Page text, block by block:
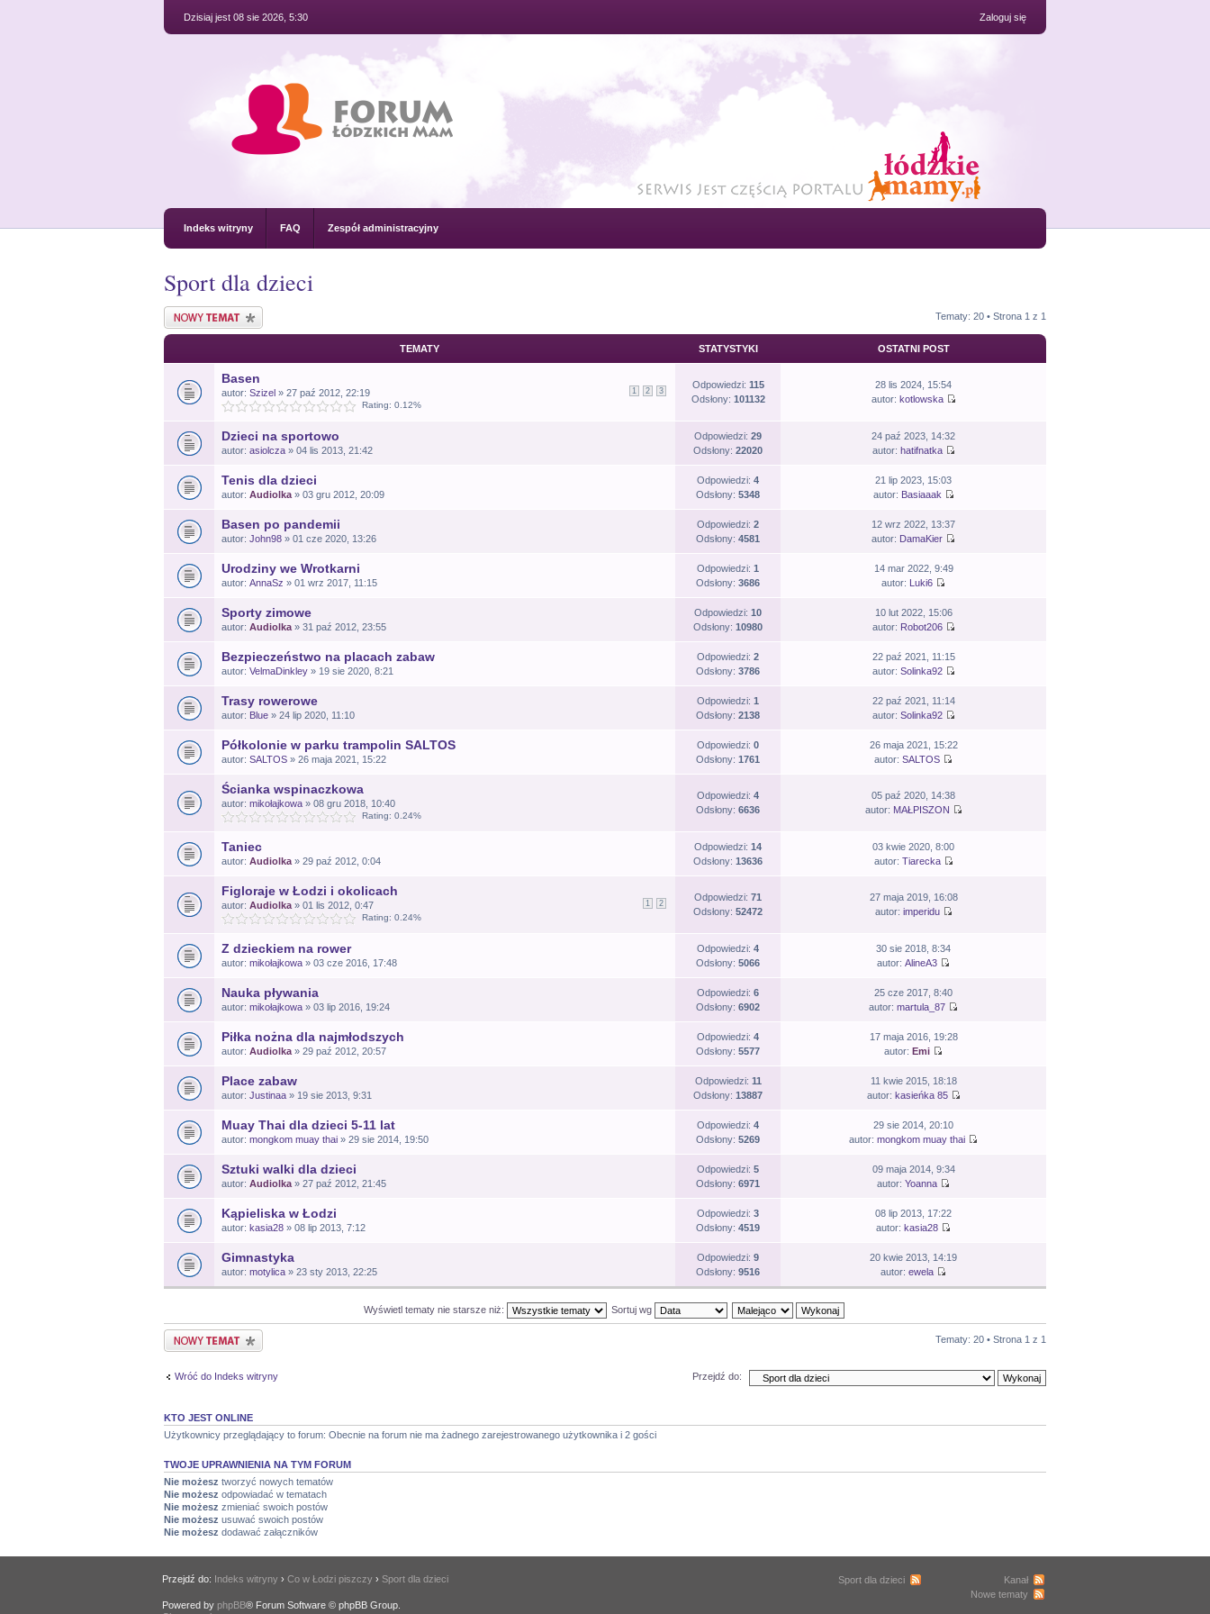
Dzisiaj jest 08 sie 2026, 5:30 Zaloguj się
Indeks witryny FAQ Zespół administracyjny
Sport dla dzieci
Nowy temat Tematy: 20 • Strona 1 z 1
TEMATY STATYSTYKI OSTATNI POST
Basen
1 2 3
autor: Szizel » 27 paź 2012, 22:19
Rating: 0.12%
Odpowiedzi: 115
Odsłony: 101132
28 lis 2024, 15:54
autor: kotlowska
Dzieci na sportowo
autor: asiolcza » 04 lis 2013, 21:42
Odpowiedzi: 29
Odsłony: 22020
24 paź 2023, 14:32
autor: hatifnatka
Tenis dla dzieci
autor: Audiolka » 03 gru 2012, 20:09
Odpowiedzi: 4
Odsłony: 5348
21 lip 2023, 15:03
autor: Basiaaak
Basen po pandemii
autor: John98 » 01 cze 2020, 13:26
Odpowiedzi: 2
Odsłony: 4581
12 wrz 2022, 13:37
autor: DamaKier
Urodziny we Wrotkarni
autor: AnnaSz » 01 wrz 2017, 11:15
Odpowiedzi: 1
Odsłony: 3686
14 mar 2022, 9:49
autor: Luki6
Sporty zimowe
autor: Audiolka » 31 paź 2012, 23:55
Odpowiedzi: 10
Odsłony: 10980
10 lut 2022, 15:06
autor: Robot206
Bezpieczeństwo na placach zabaw
autor: VelmaDinkley » 19 sie 2020, 8:21
Odpowiedzi: 2
Odsłony: 3786
22 paź 2021, 11:15
autor: Solinka92
Trasy rowerowe
autor: Blue » 24 lip 2020, 11:10
Odpowiedzi: 1
Odsłony: 2138
22 paź 2021, 11:14
autor: Solinka92
Półkolonie w parku trampolin SALTOS
autor: SALTOS » 26 maja 2021, 15:22
Odpowiedzi: 0
Odsłony: 1761
26 maja 2021, 15:22
autor: SALTOS
Ścianka wspinaczkowa
autor: mikołajkowa » 08 gru 2018, 10:40
Rating: 0.24%
Odpowiedzi: 4
Odsłony: 6636
05 paź 2020, 14:38
autor: MAŁPISZON
Taniec
autor: Audiolka » 29 paź 2012, 0:04
Odpowiedzi: 14
Odsłony: 13636
03 kwie 2020, 8:00
autor: Tiarecka
Figloraje w Łodzi i okolicach
1 2
autor: Audiolka » 01 lis 2012, 0:47
Rating: 0.24%
Odpowiedzi: 71
Odsłony: 52472
27 maja 2019, 16:08
autor: imperidu
Z dzieckiem na rower
autor: mikołajkowa » 03 cze 2016, 17:48
Odpowiedzi: 4
Odsłony: 5066
30 sie 2018, 8:34
autor: AlineA3
Nauka pływania
autor: mikołajkowa » 03 lip 2016, 19:24
Odpowiedzi: 6
Odsłony: 6902
25 cze 2017, 8:40
autor: martula_87
Piłka nożna dla najmłodszych
autor: Audiolka » 29 paź 2012, 20:57
Odpowiedzi: 4
Odsłony: 5577
17 maja 2016, 19:28
autor: Emi
Place zabaw
autor: Justinaa » 19 sie 2013, 9:31
Odpowiedzi: 11
Odsłony: 13887
11 kwie 2015, 18:18
autor: kasieńka 85
Muay Thai dla dzieci 5-11 lat
autor: mongkom muay thai » 29 sie 2014, 19:50
Odpowiedzi: 4
Odsłony: 5269
29 sie 2014, 20:10
autor: mongkom muay thai
Sztuki walki dla dzieci
autor: Audiolka » 27 paź 2012, 21:45
Odpowiedzi: 5
Odsłony: 6971
09 maja 2014, 9:34
autor: Yoanna
Kąpieliska w Łodzi
autor: kasia28 » 08 lip 2013, 7:12
Odpowiedzi: 3
Odsłony: 4519
08 lip 2013, 17:22
autor: kasia28
Gimnastyka
autor: motylica » 23 sty 2013, 22:25
Odpowiedzi: 9
Odsłony: 9516
20 kwie 2013, 14:19
autor: ewela
Wyświetl tematy nie starsze niż: Sortuj wg
Nowy temat Tematy: 20 • Strona 1 z 1
Wróć do Indeks witryny Przejdź do:
KTO JEST ONLINE
Użytkownicy przeglądający to forum: Obecnie na forum nie ma żadnego zarejestrowanego użytkownika i 2 gości
TWOJE UPRAWNIENIA NA TYM FORUM
Nie możesz tworzyć nowych tematów
Nie możesz odpowiadać w tematach
Nie możesz zmieniać swoich postów
Nie możesz usuwać swoich postów
Nie możesz dodawać załączników
Przejdź do: Indeks witryny › Co w Łodzi piszczy › Sport dla dzieci
Powered by phpBB® Forum Software © phpBB Group.
Kanał
Nowe tematy
Sport dla dzieci